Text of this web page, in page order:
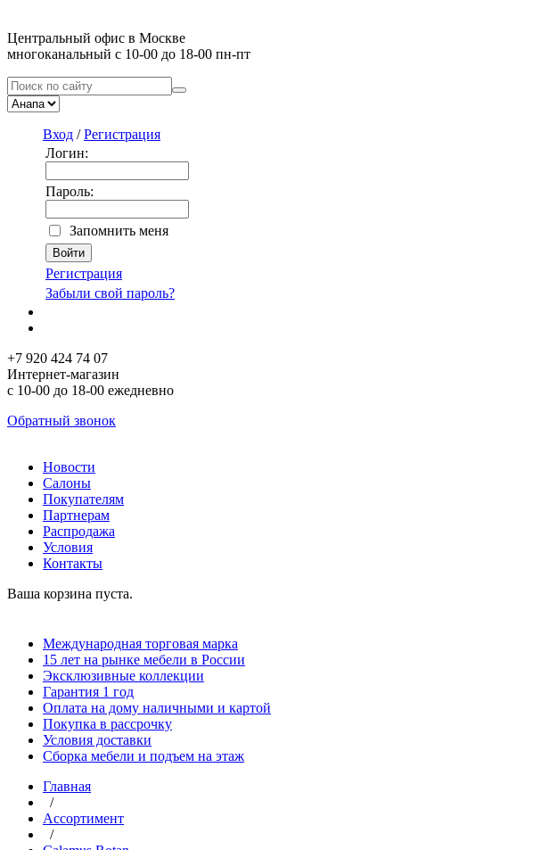
Центральный офис в Москве
многоканальный с 10-00 до 18-00 пн-пт
Вход /Регистрация
Логин:
Пароль:
Запомнить меня
Регистрация
Забыли свой пароль?
+7 920 424 74 07
Интернет-магазин
с 10-00 до 18-00 ежедневно
Обратный звонок
Новости
Салоны
Покупателям
Партнерам
Распродажа
Условия
Контакты
Ваша корзина пуста.
Международная торговая марка
15 лет на рынке мебели в России
Эксклюзивные коллекции
Гарантия 1 год
Оплата на дому наличными и картой
Покупка в рассрочку
Условия доставки
Сборка мебели и подъем на этаж
Главная
/
Aссортимент
/